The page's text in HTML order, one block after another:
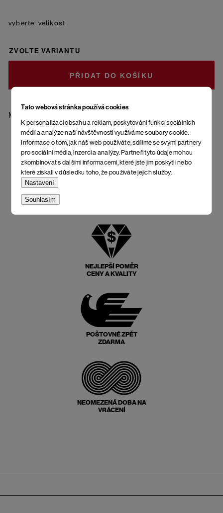
Tato webová stránka používá cookies
K personalizaci obsahu a reklam, poskytování funkcí sociálních
médií a analýze naší návštěvnosti využíváme soubory cookie.
Informace o tom, jak náš web používáte, sdílíme se svými partnery
pro sociální média, inzerci a analýzy. Partneři tyto údaje mohou
zkombinovat s dalšími informacemi, které jste jim poskytli nebo
které získali v důsledku toho, že používáte jejich služby.
Nastavení
Souhlasím
Materiál: 85 % bavlna - česaná, 10 % polyamid, 5 % elastan
velikost
ZVOLTE VARIANTU
DO KOŠÍKU
NEJLEPŠÍ POMĚR
CENY A KVALITY
POŠTOVNÉ ZPĚT
ZDARMA
NEOMEZENÁ DOBA NA
VRÁCENÍ